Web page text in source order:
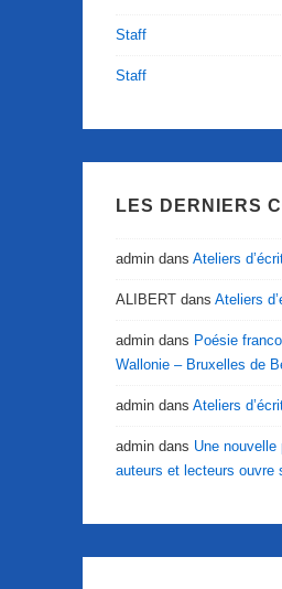
Staff
Staff
LES DERNIERS
admin dansAteliers
ALIBERT dansAteliers
admin dans Poésie
Wallonie – Bruxelles de
admin dansAteliers
admin dans Une nouvelle
auteurs et lecteurs ouvre